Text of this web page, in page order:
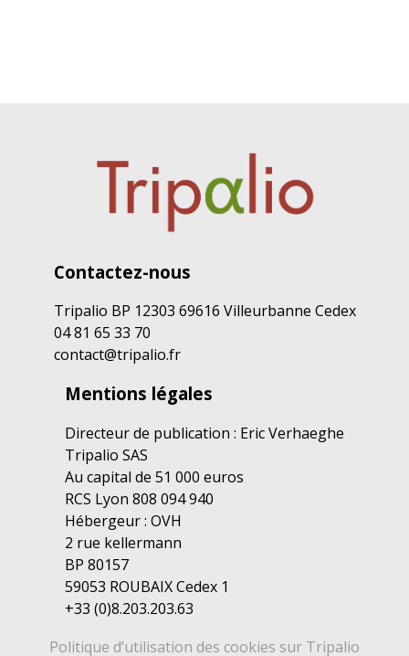
Contactez-nous
Tripalio BP 12303 69616 Villeurbanne Cedex
04 81 65 33 70
contact@tripalio.fr
Mentions légales
Directeur de publication : Eric Verhaeghe
Tripalio SAS
Au capital de 51 000 euros
RCS Lyon 808 094 940
Hébergeur : OVH
2 rue kellermann
BP 80157
59053 ROUBAIX Cedex 1
+33 (0)8.203.203.63
Politique d’utilisation des cookies sur Tripalio